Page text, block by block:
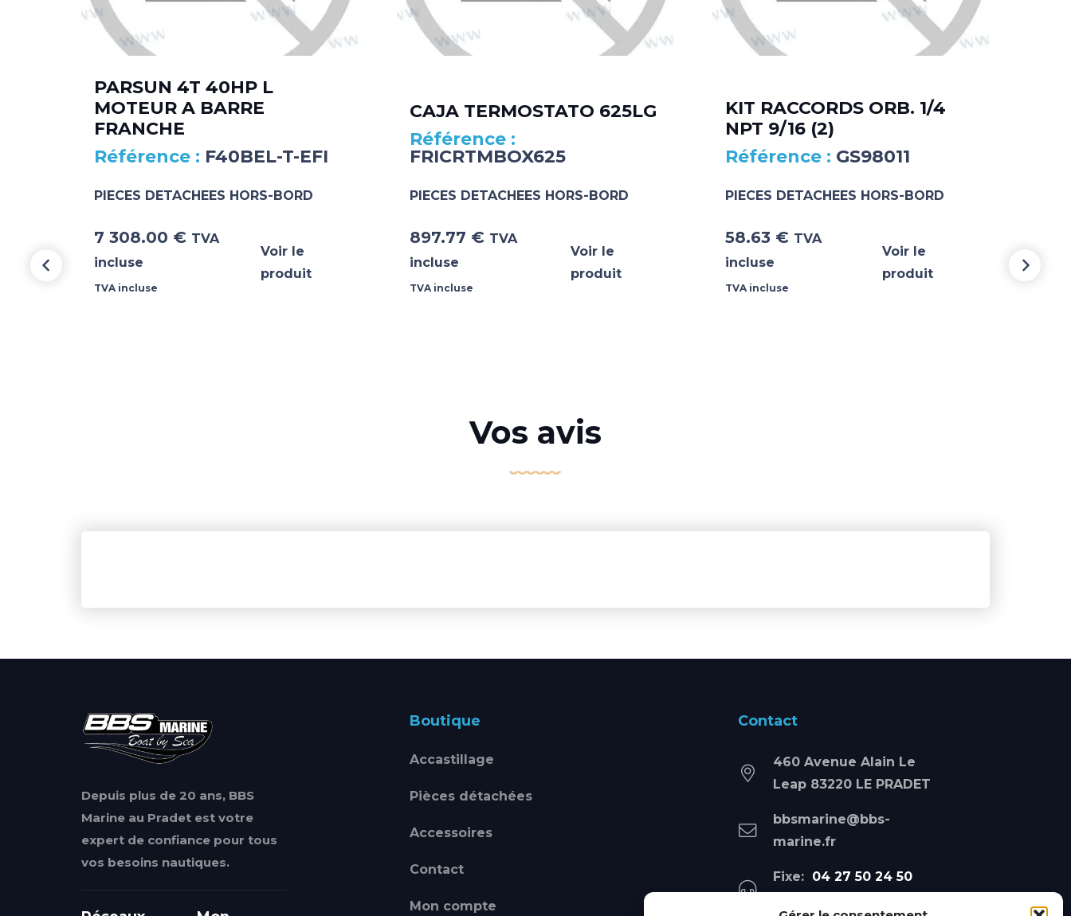
PARSUN 4T 40HP L
MOTEUR A BARRE
FRANCHE
F40BEL-T-EFI
PIECES DETACHEES HORS-BORD
7 308.00 € TVA
incluse
TVA incluse
Voir le
produit
CAJA TERMOSTATO 625LG
FRICRTMBOX625
PIECES DETACHEES HORS-BORD
897.77 € TVA
incluse
TVA incluse
Voir le
produit
KIT RACCORDS ORB. 1/4
NPT 9/16 (2)
GS98011
PIECES DETACHEES HORS-BORD
58.63 € TVA
incluse
TVA incluse
Voir le
produit
Vos avis
Depuis plus de 20 ans, BBS
Marine au Pradet est votre
expert de confiance pour tous
vos besoins nautiques.
Boutique
Accastillage
Pièces détachées
Accessoires
Contact
Mon compte
Contact
460 Avenue Alain Le
Leap 83220 LE PRADET
bbsmarine@bbs-
marine.fr
Fixe: 04 27 50 24 50